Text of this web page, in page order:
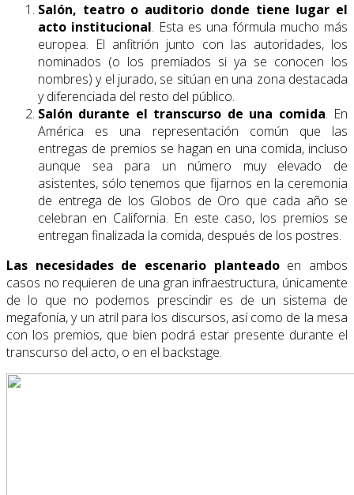
Salón, teatro o auditorio donde tiene lugar el
acto institucional. Esta es una fórmula mucho más
europea. El anfitrión junto con las autoridades, los
nominados (o los premiados si ya se conocen los
nombres) y el jurado, se sitúan en una zona destacada
y diferenciada del resto del público.
Salón durante el transcurso de una comida. En
América es una representación común que las
entregas de premios se hagan en una comida, incluso
aunque sea para un número muy elevado de
asistentes, sólo tenemos que fijarnos en la ceremonia
de entrega de los Globos de Oro que cada año se
celebran en California. En este caso, los premios se
entregan finalizada la comida, después de los postres.
Las necesidades de escenario planteadoen ambos
casos no requieren de una gran infraestructura, únicamente
de lo que no podemos prescindir es de un sistema de
megafonía, y un atril para los discursos, así como de la mesa
con los premios, que bien podrá estar presente durante el
transcurso del acto, o en el backstage.